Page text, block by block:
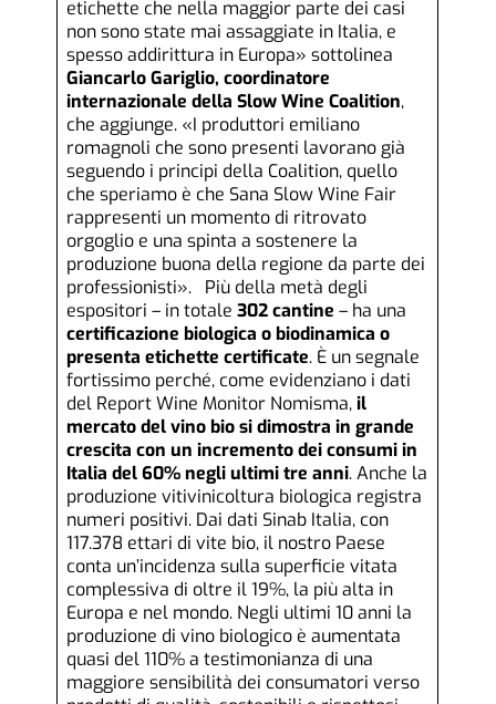
etichette che nella maggior parte dei casi
non sono state mai assaggiate in Italia, e
spesso addirittura in Europa» sottolinea
Giancarlo Gariglio, coordinatore
internazionale della Slow Wine Coalition,
che aggiunge. «I produttori emiliano
romagnoli che sono presenti lavorano già
seguendo i principi della Coalition, quello
che speriamo è che Sana Slow Wine Fair
rappresenti un momento di ritrovato
orgoglio e una spinta a sostenere la
produzione buona della regione da parte dei
professionisti». Più della metà degli
espositori – in totale302 cantine – ha una
certificazione biologica o biodinamica o
presenta etichette certificate. È un segnale
fortissimo perché, come evidenziano i dati
del Report Wine Monitor Nomisma,il
mercato del vino bio si dimostra in grande
crescita con un incremento dei consumi in
Italia del 60% negli ultimi tre anni. Anche la
produzione vitivinicoltura biologica registra
numeri positivi. Dai dati Sinab Italia, con
117.378 ettari di vite bio, il nostro Paese
conta un’incidenza sulla superficie vitata
complessiva di oltre il 19%, la più alta in
Europa e nel mondo. Negli ultimi 10 anni la
produzione di vino biologico è aumentata
quasi del 110% a testimonianza di una
maggiore sensibilità dei consumatori verso